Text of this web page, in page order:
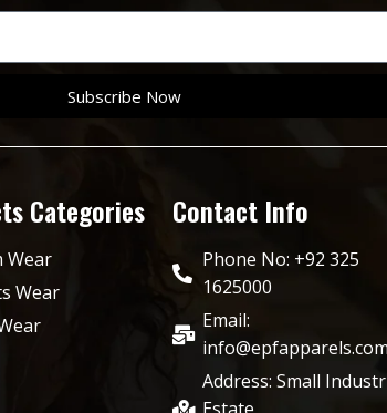
Subscribe Now
Categories
Wear
Wear
Contact Info
Phone No: +92 325
1625000
Email:
info@epfapparels.com
Address: Small